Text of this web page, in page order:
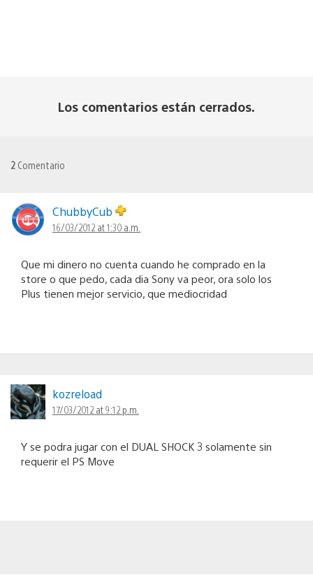
Los comentarios están cerrados.
2 Comentario
ChubbyCub
16/03/2012 at 1:30 a.m.
Que mi dinero no cuenta cuando he comprado en la
store o que pedo, cada dia Sony va peor, ora solo los
Plus tienen mejor servicio, que mediocridad
kozreload
17/03/2012 at 9:12 p.m.
Y se podra jugar con el DUAL SHOCK 3 solamente sin
requerir el PS Move